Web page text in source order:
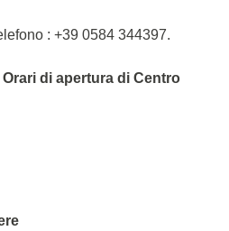
: +39 0584 344397.
Orari di apertura di Centro